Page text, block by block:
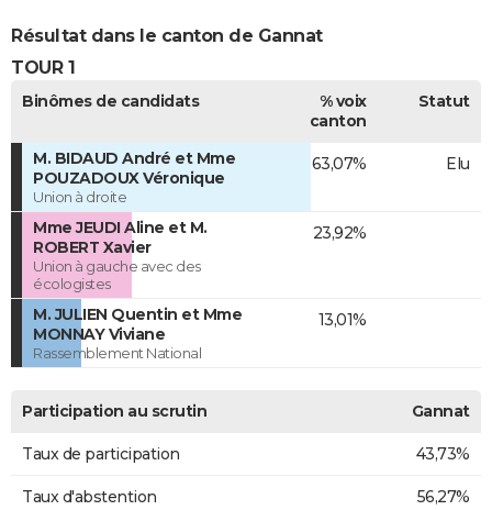
Résultat dans le canton de Gannat
TOUR 1
Binômes de candidats
% voix
canton
Statut
M. BIDAUD André et Mme
POUZADOUX Véronique
Union à droite
63,07% Elu
Mme JEUDI Aline et M.
ROBERT Xavier
Union à gauche avec des
écologistes
23,92%
M. JULIEN Quentin et Mme
MONNAY Viviane
Rassemblement National
13,01%
Participation au scrutin Gannat
Taux de participation 43,73%
Taux d'abstention 56,27%